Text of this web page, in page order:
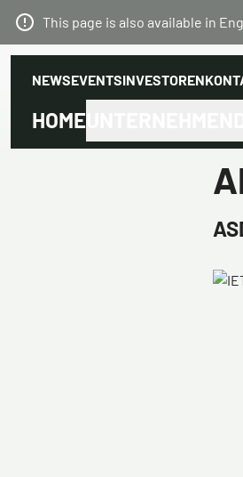
This page is also available in
NEWSEVENTSINVESTOREN
HOME